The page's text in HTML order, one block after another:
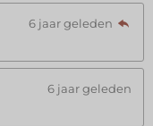
6 jaar geleden
6 jaar geleden